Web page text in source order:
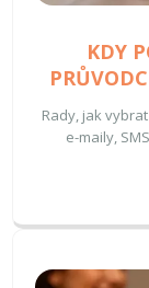
KDY
Rady, jak
e-maily,